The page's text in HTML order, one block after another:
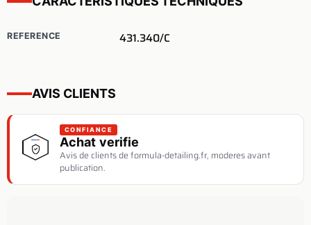
REFERENCE 431.340/C
AVIS CLIENTS
CONFIANCE
Achat verifie
Avis de clients de formula-detailing.fr, moderes avant
publication.